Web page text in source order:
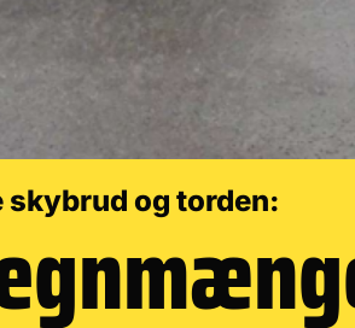
skybrud og torden: